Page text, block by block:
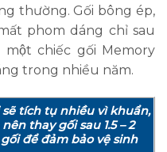
thường. Gối bông ép,
phom dáng chỉ sau
chiếc gối Memory
trong nhiều năm.
tích tụ nhiều vì khuẩn,
thay gối sau 1.5 – 2
để đảm bảo vệ sinh